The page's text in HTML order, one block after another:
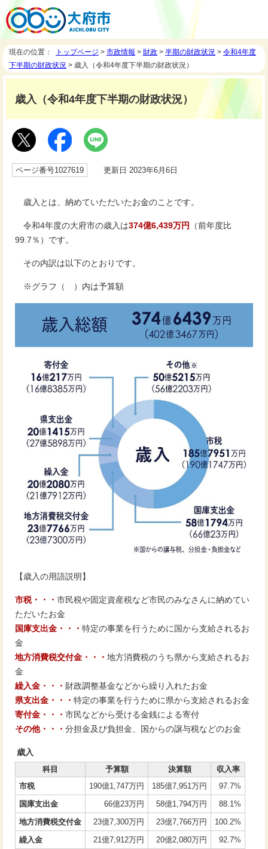
現在の位置： トップページ > 市政情報 > 財政 > 半期の財政状況 > 令和4年度
下半期の財政状況 > 歳入（令和4年度下半期の財政状況）
歳入（令和4年度下半期の財政状況）
ページ番号1027619 更新日 2023年6月6日
歳入とは、納めていただいたお金のことです。
令和4年度の大府市の歳入は374億6,439万円
（前年度比
99.7％）です。
その内訳は以下のとおりです。
※グラフ（ ）内は予算額
【歳入の用語説明】
市税・・・ 市民税や固定資産税など市民のみなさんに納めてい
ただいたお金
国庫支出金・・・ 特定の事業を行うために国から支給されるお
金
地方消費税交付金・・・ 地方消費税のうち県から支給されるお
金
繰入金・・・ 財政調整基金などから繰り入れたお金
県支出金・・・ 特定の事業を行うために県から支給されるお金
寄付金・・・ 市民などから受ける金銭による寄付
その他・・・ 分担金及び負担金、国からの譲与税などのお金
歳入
科目
予算額 決算額
収入率
市税
190億1,747万円 185億7,951万円
97.7%
国庫支出金
66億23万円 58億1,794万円
88.1%
地方消費税交付金
23億7,300万円 23億7,766万円
100.2%
繰入金
21億7,912万円 20億2,080万円
92.7%